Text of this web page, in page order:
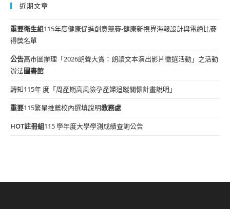
近期文章
重要衛生組115年度健康促進創意競賽-健康新視界海報設計與電繪比賽
得獎名單
公告高市圖辦理「2026朗聲大賞：朗讀文本演出影片徵選活動」之活動
辦法圖書館
轉知115年 度「周產期高風險孕產婦追蹤關懷計畫說明」
重要115繁星推薦校內選填說明教務處
HOT註冊組115 學年度大學學測成績查詢公告